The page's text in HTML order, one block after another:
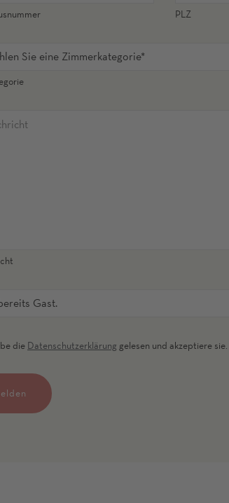
PLZ
Sie eine Zimmerkategorie*
Gast.
die Datenschutzerklärung gelesen und akzeptiere sie.